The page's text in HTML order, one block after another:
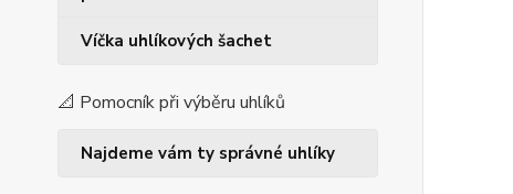
Víčka uhlíkových šachet
📐 Pomocník při výběru uhlíků
Najdeme vám ty správné uhlíky